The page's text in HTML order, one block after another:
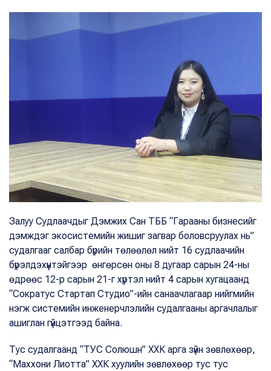
Залуу Судлаачдыг Дэмжих Сан ТББ “Гарааны бизнесийг
дэмждэг экосистемийн жишиг загвар боловсруулах нь”
судалгааг салбар бүрийн төлөөлөл нийт 16 судлаачийн
бүрэлдэхүүнтэйгээр өнгөрсөн оны 8 дугаар сарын 24-ны
өдрөөс 12-р сарын 21-г хүртэл нийт 4 сарын хугацаанд
“Сократус Стартап Студио”-ийн санаачлагаар нийгмийн
нэгж системийн инженерчлэлийн судалгааны аргачлалыг
ашиглан гүйцэтгээд байна.
Тус судалгаанд “ТУС Солюшн” ХХК арга зүйн зөвлөхөөр,
“Маххони Лиотта” ХХК хуулийн зөвлөхөөр тус тус